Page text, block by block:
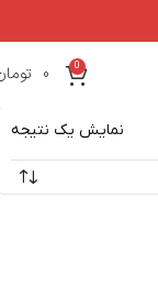
0
0
نمایش یک نتیجه